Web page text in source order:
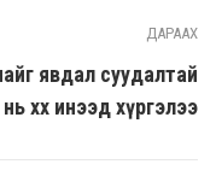
ДАРААХ
явдал суудалтай
хөх инээд хүргэлээ